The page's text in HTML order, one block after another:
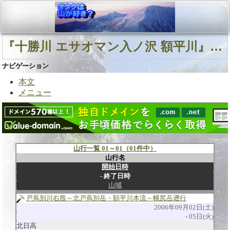
『十勝川 エサオマン入ノ沢 額平川』に関連する山行
ナビゲーション
本文
メニュー
山行一覧 01～01（01件中）
山行名
開始日時
終了日時
山域
戸蔦別川右股～北戸蔦別岳・額平川本流～幌尻岳遡行
2006年09月02日(土)
05日(火)
北日高